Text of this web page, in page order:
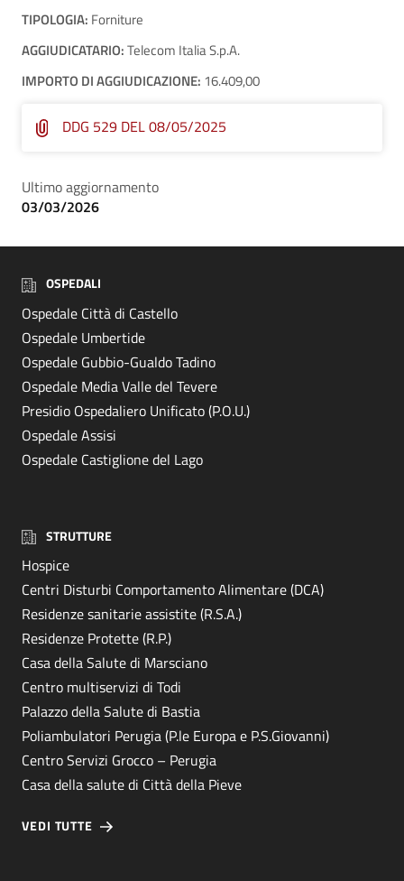
TIPOLOGIA: Forniture
AGGIUDICATARIO:Telecom Italia S.p.A.
IMPORTO DI AGGIUDICAZIONE: 16.409,00
DDG 529 DEL 08/05/2025
Ultimo aggiornamento
03/03/2026
OSPEDALI
Ospedale Città di Castello
Ospedale Umbertide
Ospedale Gubbio-Gualdo Tadino
Ospedale Media Valle del Tevere
Presidio Ospedaliero Unificato (P.O.U.)
Ospedale Assisi
Ospedale Castiglione del Lago
STRUTTURE
Hospice
Centri Disturbi Comportamento Alimentare (DCA)
Residenze sanitarie assistite (R.S.A.)
Residenze Protette (R.P.)
Casa della Salute di Marsciano
Centro multiservizi di Todi
Palazzo della Salute di Bastia
Poliambulatori Perugia (P.le Europa e P.S.Giovanni)
Centro Servizi Grocco – Perugia
Casa della salute di Città della Pieve
VEDI TUTTE